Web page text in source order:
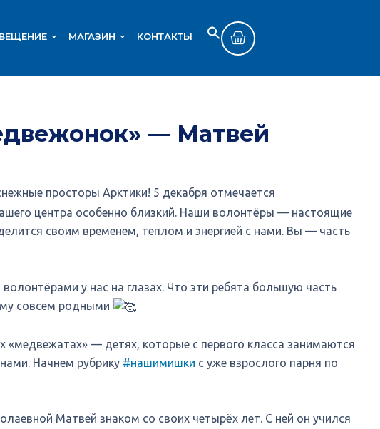
МАГАЗИН КОНТАКТЫ
Search
for:
SEARCH BUTTON
— Матвей
просторы Арктики! 5 декабря отмечается
центра особенно близкий. Наши волонтёры — настоящие
своим временем, теплом и энергией с нами. Вы — часть
у нас на глазах. Что эти ребята большую часть
совсем родными
— детях, которые с первого класса занимаются
Начнем рубрику #нашимишки с уже взрослого парня по
Матвей знаком со своих четырёх лет. С ней он учился